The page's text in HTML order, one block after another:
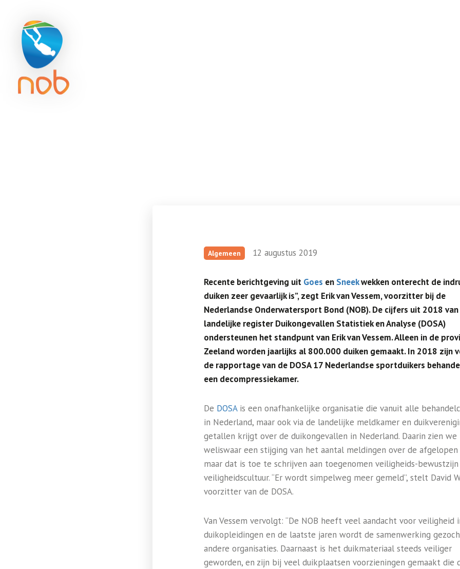
Algemeen 12 augustus 2019
Recente berichtgeving uit Goes en Sneekwekken onterecht de
duiken zeer gevaarlijk is”, zegt Erik van Vessem, voorzitter bij de
Nederlandse Onderwatersport Bond (NOB). De cijfers uit 2018
landelijke register Duikongevallen Statistiek en Analyse (DOSA)
ondersteunen het standpunt van Erik van Vessem. Alleen in de
Zeeland worden jaarlijks al 800.000 duiken gemaakt. In 2018 zijn
de rapportage van de DOSA 17 Nederlandse sportduikers
een decompressiekamer.
De DOSAis een onafhankelijke organisatie die vanuit alle
in Nederland, maar ook via de landelijke meldkamer en
getallen krijgt over de duikongevallen in Nederland. Daarin zien we
weliswaar een stijging van het aantal meldingen over de afgelopen
maar dat is toe te schrijven aan toegenomen veiligheids-bewustzijn
veiligheidscultuur. “Er wordt simpelweg meer gemeld”, stelt David
voorzitter van de DOSA.
Van Vessem vervolgt: “De NOB heeft veel aandacht voor veiligheid
duikopleidingen en de laatste jaren wordt de samenwerking
andere organisaties. Daarnaast is het duikmateriaal steeds veiliger
geworden, en zijn bij veel duikplaatsen voorzieningen gemaakt die